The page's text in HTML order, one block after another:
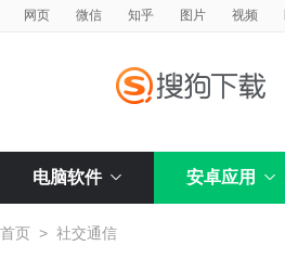
网页 微信 知乎 图片 视频
电脑软件 安卓应用
首页 > 社交通信